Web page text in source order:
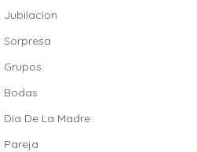
Jubilacion
Sorpresa
Grupos
Bodas
Día De La Madre
Pareja